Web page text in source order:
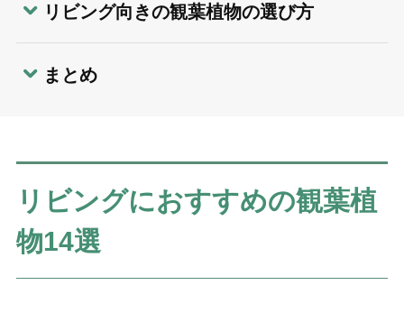
リビング向きの観葉植物の選び方
まとめ
リビングにおすすめの観葉植
物14選